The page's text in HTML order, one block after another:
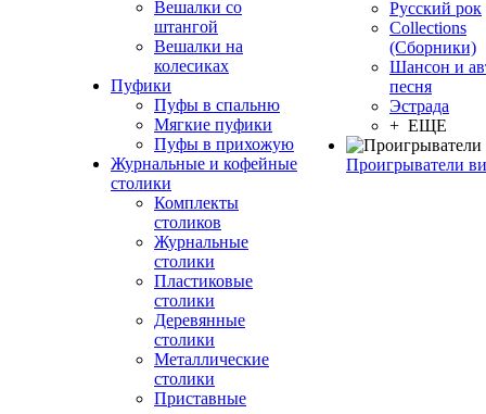
Вешалки со
штангой
Вешалки на
колесиках
Пуфики
Пуфы в спальню
Мягкие пуфики
Пуфы в прихожую
Журнальные и кофейные
столики
Комплекты
столиков
Журнальные
столики
Пластиковые
столики
Деревянные
столики
Металлические
столики
Приставные
Русский рок
Сollections
(Сборники)
Шансон и
песня
Эстрада
+ ЕЩЕ
Проигрыватели